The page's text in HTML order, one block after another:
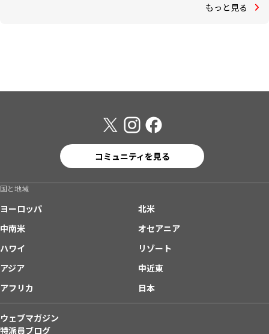
もっと見る
コミュニティを見る
国と地域
ヨーロッパ
北米
中南米
オセアニア
ハワイ
リゾート
アジア
中近東
アフリカ
日本
ウェブマガジン
特派員ブログ